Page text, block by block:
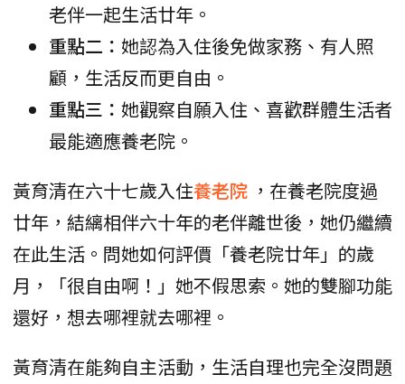
老伴一起生活廿年。
重點二： 她認為入住後免做家務、有人照
顧，生活反而更自由。
重點三： 她觀察自願入住、喜歡群體生活者
最能適應養老院。
黃育清在六十七歲入住養老院 ，在養老院度過
廿年，結縭相伴六十年的老伴離世後，她仍繼續
在此生活。問她如何評價「養老院廿年」的歲
月，「很自由啊！」她不假思索。她的雙腳功能
還好，想去哪裡就去哪裡。
黃育清在能夠自主活動，生活自理也完全沒問題